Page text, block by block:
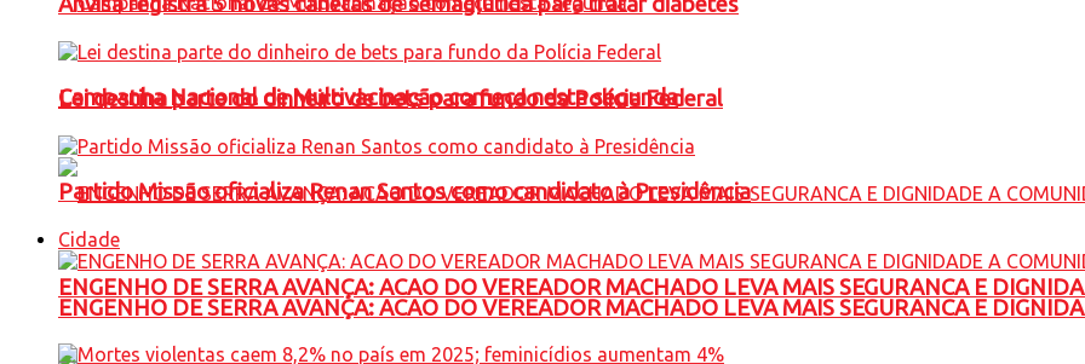
Campanha Nacional de Multivacinação começa nesta segunda
ENGENHO DE SERRA AVANÇA: ACAO DO VEREADOR MACHADO LEVA MAIS SEGURANCA E
Lei destina parte do dinheiro de bets para fundo da Polícia Federal
Partido Missão oficializa Renan Santos como candidato à Presidência
Cidade
ENGENHO DE SERRA AVANÇA: ACAO DO VEREADOR MACHADO LEVA MAIS SEGURANCA E